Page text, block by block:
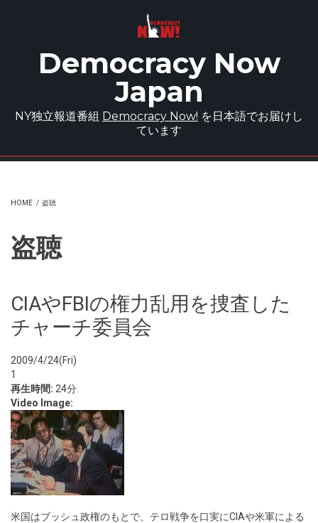
Democracy Now
Japan
NY独立報道番組 Democracy Now! を日本語でお届けし
ています
HOME / 盗聴
盗聴
CIAやFBIの権力乱用を捜査した
チャーチ委員会
2009/4/24(Fri)
1
再生時間: 24分
Video Image:
米国はブッシュ政権のもとで、テロ戦争を口実にCIAや米軍による